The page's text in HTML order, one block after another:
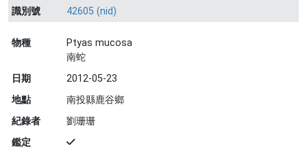
識別號
42605 (nid)
物種
Ptyas mucosa
南蛇
日期
2012-05-23
地點
南投縣鹿谷鄉
紀錄者
劉珊珊
鑑定